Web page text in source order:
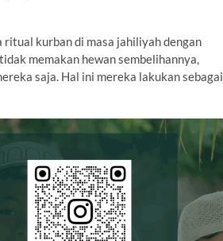
ritual kurban di masa jahiliyah dengan
memakan hewan sembelihannya,
saja. Hal ini mereka lakukan sebagai